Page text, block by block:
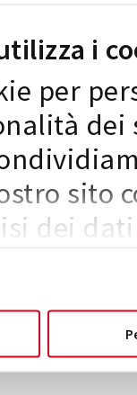
i
per
dei
sito
dei